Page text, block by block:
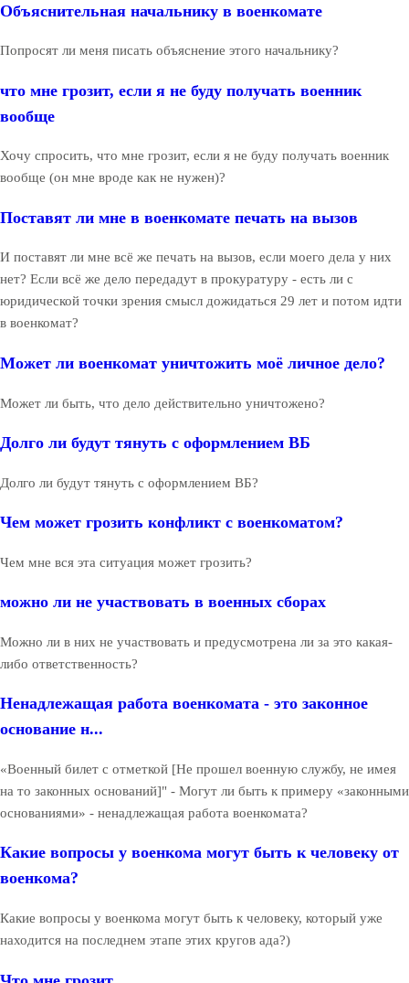
Объяснительная начальнику в военкомате
Попросят ли меня писать объяснение этого начальнику?
что мне грозит, если я не буду получать военник
вообще
Хочу спросить, что мне грозит, если я не буду получать военник
вообще (он мне вроде как не нужен)?
Поставят ли мне в военкомате печать на вызов
И поставят ли мне всё же печать на вызов, если моего дела у них
нет? Если всё же дело передадут в прокуратуру - есть ли с
юридической точки зрения смысл дожидаться 29 лет и потом идти
в военкомат?
Может ли военкомат уничтожить моё личное дело?
Может ли быть, что дело действительно уничтожено?
Долго ли будут тянуть с оформлением ВБ
Долго ли будут тянуть с оформлением ВБ?
Чем может грозить конфликт с военкоматом?
Чем мне вся эта ситуация может грозить?
можно ли не участвовать в военных сборах
Можно ли в них не участвовать и предусмотрена ли за это какая-
либо ответственность?
Ненадлежащая работа военкомата - это законное
основание н...
«Военный билет с отметкой [Не прошел военную службу, не имея
на то законных оснований]" - Могут ли быть к примеру «законными
основаниями» - ненадлежащая работа военкомата?
Какие вопросы у военкома могут быть к человеку от
военкома?
Какие вопросы у военкома могут быть к человеку, который уже
находится на последнем этапе этих кругов ада?)